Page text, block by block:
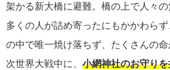
架かる新大橋に避難。橋の上で人々の
多くの人が詰め寄ったにもかかわら
の中で唯一焼け落ちず、たくさんの
次世界大戦中に、 小網神社のお守り